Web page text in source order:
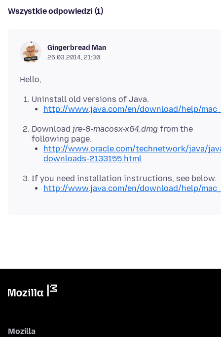
Wszystkie odpowiedzi (1)
Gingerbread Man
26.03.2014, 21:30
Uninstall old versions of Java.
http://www.java.com/en/download/help/
Download jre-8-macosx-x64.dmg from the
following page.
http://www.oracle.com/technetwork/java/
downloads-2133155.html
If you need installation instructions, see below.
http://www.java.com/en/download/help/
Mozilla